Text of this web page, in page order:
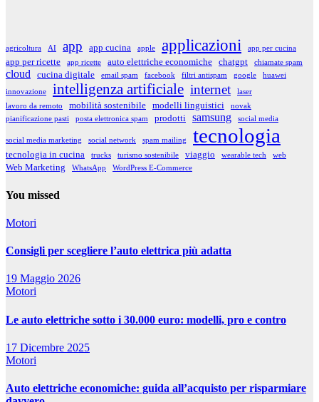
agricoltura AI app app cucina apple applicazioni app per cucina
app per ricette app ricette auto elettriche economiche chatgpt chiamate spam
cloud cucina digitale email spam facebook filtri antispam google huawei
innovazione intelligenza artificiale internet
laser
lavoro da remoto
mobilità sostenibile modelli linguistici
novak
pianificazione pasti
posta elettronica spam prodotti samsung social media
social media marketing social network spam mailing tecnologia
tecnologia in cucina trucks turismo sostenibile viaggio wearable tech web
Web Marketing WhatsApp WordPress E-Commerce
You missed
Motori
Consigli per scegliere l’auto elettrica più adatta
19 Maggio 2026
Motori
Le auto elettriche sotto i 30.000 euro: modelli, pro e contro
17 Dicembre 2025
Motori
Auto elettriche economiche: guida all’acquisto per risparmiare